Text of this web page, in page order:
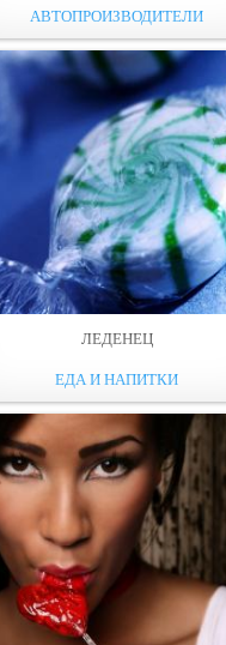
АВТОПРОИЗВОДИТЕЛИ
ЛЕДЕНЕЦ
ЕДА И НАПИТКИ